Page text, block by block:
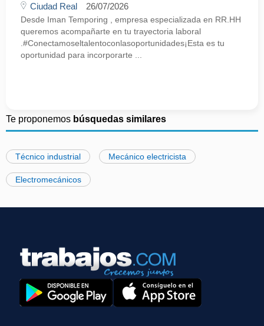
Ciudad Real 26/07/2026
Desde Iman Temporing , empresa especializada en RR.HH
queremos acompañarte en tu trayectoria laboral
.#Conectamoseltalentoconlasoportunidades¡Esta es tu
oportunidad para incorporarte ...
Te proponemos búsquedas similares
Técnico industrial Mecánico electricista
Electromecánicos